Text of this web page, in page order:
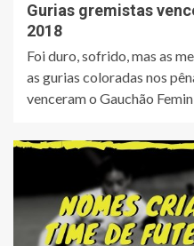
Gurias gremistas
2018
Foi duro, sofrido, mas as
as gurias coloradas nos
venceram o Gauchão